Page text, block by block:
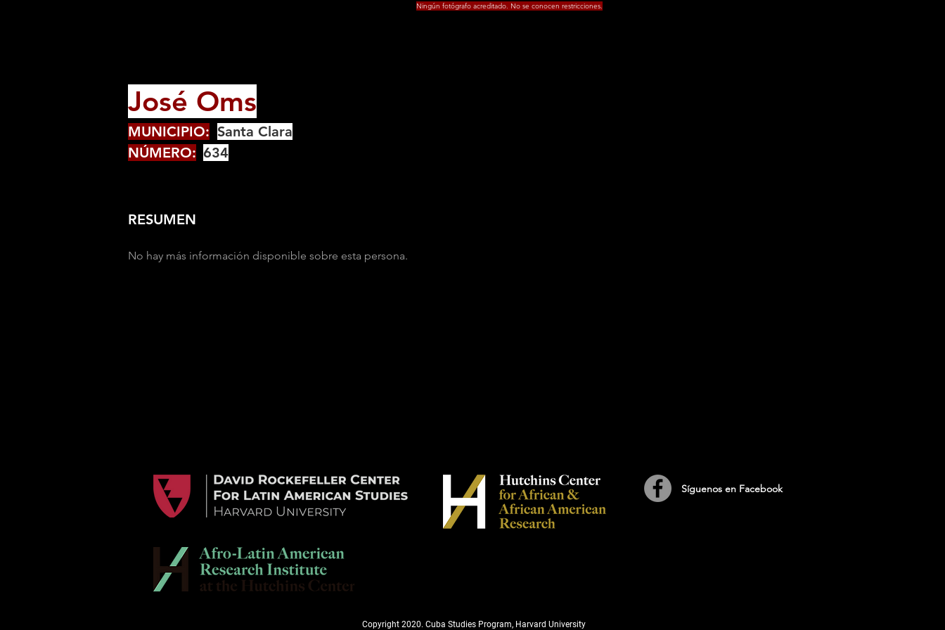
Ningún fotógrafo acreditado. No se conocen restricciones.
José Oms
MUNICIPIO: Santa Clara
NÚMERO: 634
RESUMEN
No hay más información disponible sobre esta persona.
​Síguenos en Facebook
Copyright 2020. Cuba Studies Program, Harvard University